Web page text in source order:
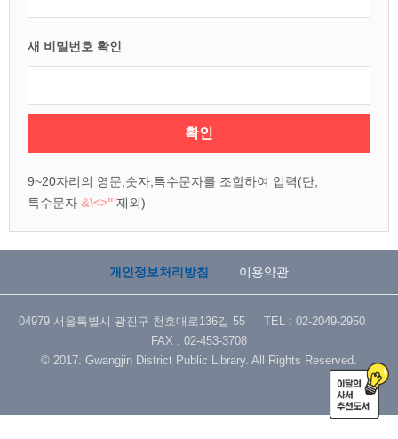
새 비밀번호 확인
확인
9~20자리의 영문,숫자,특수문자를 조합하여 입력(단,
특수문자 &\<>"'제외)
개인정보처리방침 이용약관
04979 서울특별시 광진구 천호대로136길 55 TEL : 02-2049-2950
FAX : 02-453-3708
© 2017. Gwangjin District Public Library. All Rights Reserved.